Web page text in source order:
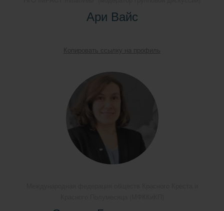
Ари Вайс
Копировать ссылку на профиль